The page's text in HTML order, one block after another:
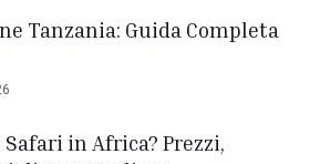
Tanzania: Guida Completa
in Africa? Prezzi,